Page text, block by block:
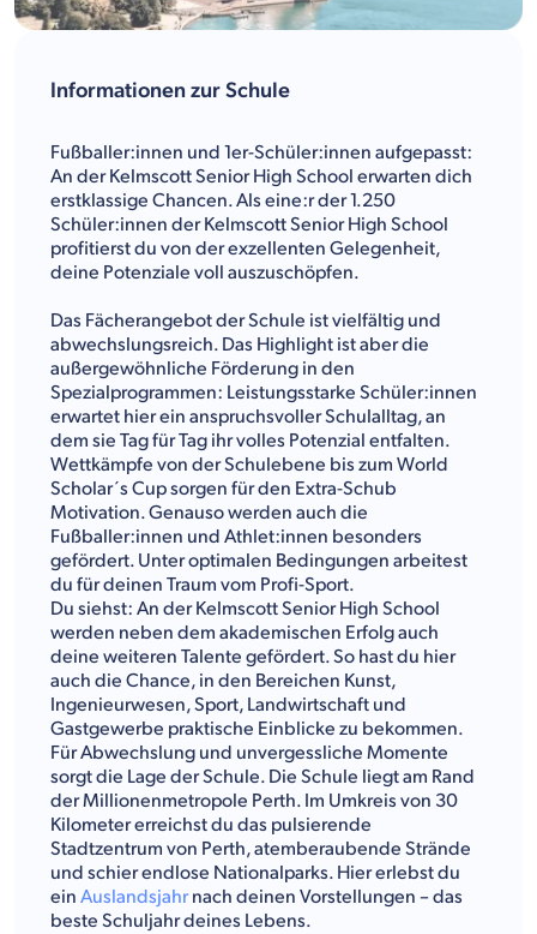
Informationen zur Schule
Fußballer:innen und 1er-Schüler:innen aufgepasst:
An der Kelmscott Senior High School erwarten dich
erstklassige Chancen. Als eine:r der 1.250
Schüler:innen der Kelmscott Senior High School
profitierst du von der exzellenten Gelegenheit,
deine Potenziale voll auszuschöpfen.
Das Fächerangebot der Schule ist vielfältig und
abwechslungsreich. Das Highlight ist aber die
außergewöhnliche Förderung in den
Spezialprogrammen: Leistungsstarke Schüler:innen
erwartet hier ein anspruchsvoller Schulalltag, an
dem sie Tag für Tag ihr volles Potenzial entfalten.
Wettkämpfe von der Schulebene bis zum World
Scholar´s Cup sorgen für den Extra-Schub
Motivation. Genauso werden auch die
Fußballer:innen und Athlet:innen besonders
gefördert. Unter optimalen Bedingungen arbeitest
du für deinen Traum vom Profi-Sport.
Du siehst: An der Kelmscott Senior High School
werden neben dem akademischen Erfolg auch
deine weiteren Talente gefördert. So hast du hier
auch die Chance, in den Bereichen Kunst,
Ingenieurwesen, Sport, Landwirtschaft und
Gastgewerbe praktische Einblicke zu bekommen.
Für Abwechslung und unvergessliche Momente
sorgt die Lage der Schule. Die Schule liegt am Rand
der Millionenmetropole Perth. Im Umkreis von 30
Kilometer erreichst du das pulsierende
Stadtzentrum von Perth, atemberaubende Strände
und schier endlose Nationalparks. Hier erlebst du
ein Auslandsjahrnach deinen Vorstellungen – das
beste Schuljahr deines Lebens.